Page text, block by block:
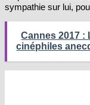
Cannes 2017 :
cinéphiles